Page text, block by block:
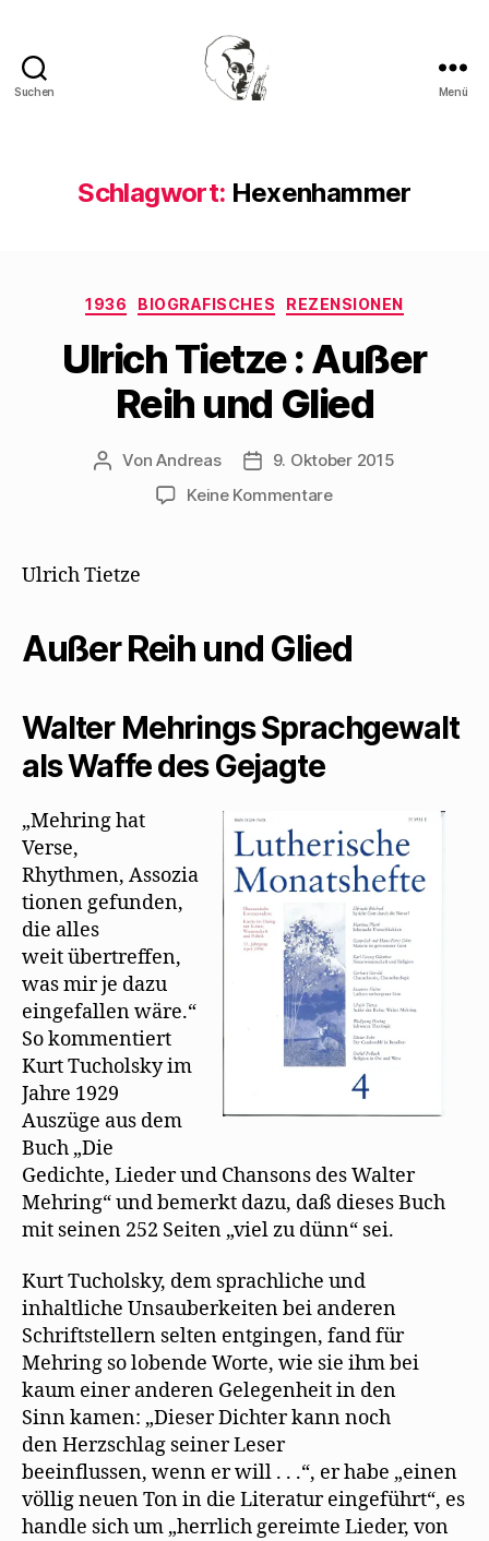
Suchen Menü
Schlagwort: Hexenhammer
Kategorien
1936 BIOGRAFISCHES REZENSIONEN
Ulrich Tietze : Außer
Reih und Glied
Beitragsautor
VonAndreas Beitragsdatum
9. Oktober 2015
Keine Kommentarezu
und
Glied
Ulrich Tietze
Außer Reih und Glied
Walter Mehrings Sprachgewalt
als Waffe des Gejagte
„Mehring hat
Verse,
Rhythmen, Assozia
tionen gefunden,
die alles
weit übertreffen,
was mir je dazu
eingefallen wäre.“
So kommentiert
Kurt Tucholsky im
Jahre 1929
Auszüge aus dem
Buch „Die
Gedichte, Lieder und Chansons des Walter
Mehring“ und bemerkt dazu, daß dieses Buch
mit seinen 252 Seiten „viel zu dünn“ sei.
Kurt Tucholsky, dem sprachliche und
inhaltliche Unsauberkeiten bei anderen
Schriftstellern selten entgingen, fand für
Mehring so lobende Worte, wie sie ihm bei
kaum einer anderen Gelegenheit in den
Sinn kamen: „Dieser Dichter kann noch
den Herzschlag seiner Leser
beeinflussen, wenn er will . . .“, er habe „einen
völlig neuen Ton in die Literatur eingeführt“, es
handle sich um „herrlich gereimte Lieder, von